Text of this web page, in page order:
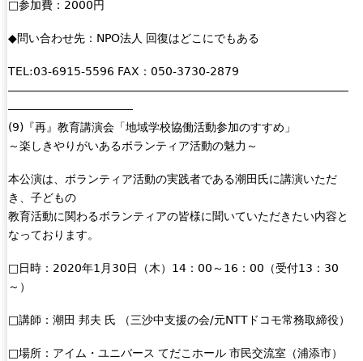
□参加費：2000円
◆問い合わせ先：NPO法人 回復はどこにでもある
TEL:03-6915-5596 FAX：050-3730-2879
――――――――――――――――――――――――――――――
―――――――――――
(9)『再』教育講演会「地域学校協働活動参加のすすめ」
～楽しきやりがいあるボランティア活動の魅力～
本公演は、ボランティア活動の実践者である潮田氏に講演いただ
き、子どもの
教育活動に関わるボランティアの皆様に聞いていただきたい内容と
なっております。
□日時：2020年1月30日（木）14：00～16：00（受付13：30
～）
□講師：潮田 邦夫 氏 （三沙中支援の会/元NTTドコモ常務取締役）
□場所：アイム・ユニバース てだこホール 市民交流室（浦添市）